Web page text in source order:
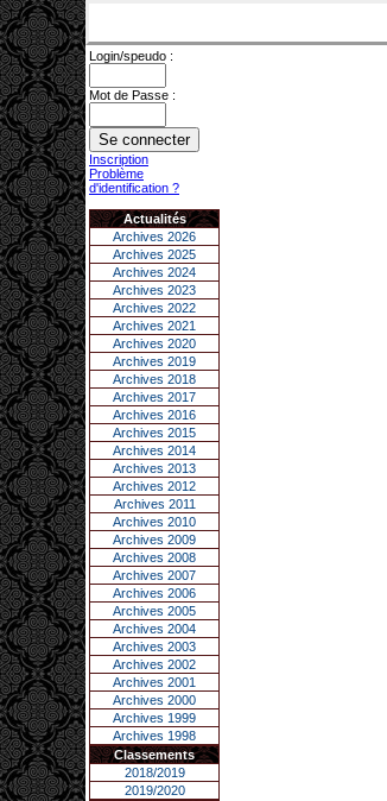
Login/speudo :
Mot de Passe :
Inscription
Problème
d'identification ?
Actualités
Archives 2026
Archives 2025
Archives 2024
Archives 2023
Archives 2022
Archives 2021
Archives 2020
Archives 2019
Archives 2018
Archives 2017
Archives 2016
Archives 2015
Archives 2014
Archives 2013
Archives 2012
Archives 2011
Archives 2010
Archives 2009
Archives 2008
Archives 2007
Archives 2006
Archives 2005
Archives 2004
Archives 2003
Archives 2002
Archives 2001
Archives 2000
Archives 1999
Archives 1998
Classements
2018/2019
2019/2020